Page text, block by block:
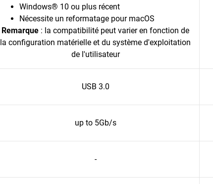
Windows® 10 ou plus récent
Nécessite un reformatage pour macOS
Remarque : la compatibilité peut varier en fonction de
la configuration matérielle et du système d'exploitation
de l'utilisateur
USB 3.0
up to 5Gb/s
-